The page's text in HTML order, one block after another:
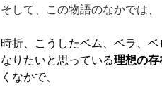
そして、この物語のなかでは、
時折、こうしたベム、ベラ、
なりたいと思っている理想の存
くなかで、